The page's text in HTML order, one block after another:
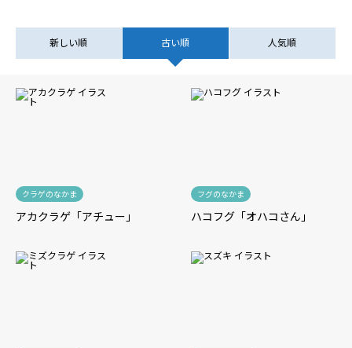
新しい順 古い順 人気順
クラゲのなかま
アカクラゲ「アチュー」
フグのなかま
ハコフグ「オハコさん」